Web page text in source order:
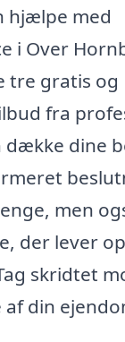
hjælpe med
i Over
tre gratis og
fra
dine
men
der lever
skridtet
din